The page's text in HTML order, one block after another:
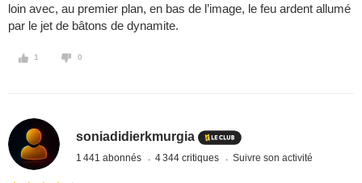
loin avec, au premier plan, en bas de l’image, le feu ardent allumé
par le jet de bâtons de dynamite.
1 0
soniadidierkmurgia
1 441 abonnés 4 344 critiques Suivre son activité